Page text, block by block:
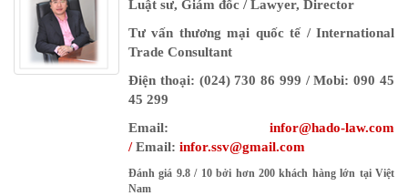
Luật sư, Giám đốc / Lawyer, Director
Tư vấn thương mại quốc tế / International
Trade Consultant
Điện thoại: (024) 730 86 999 / Mobi: 090 45
45 299
Email: infor@hado-law.com
/Email: infor.ssv@gmail.com
Đánh giá 9.8/ 10 bởi hơn 200 khách hàng lớn tại Việt
Nam